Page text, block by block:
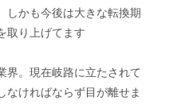
しかも今後は大きな転換期
取り上げてます
。現在岐路に立たされて
なければならず目が離せま